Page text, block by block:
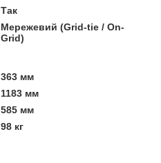
Так
Мережевий (Grid-tie / On-
Grid)
363 мм
1183 мм
585 мм
98 кг